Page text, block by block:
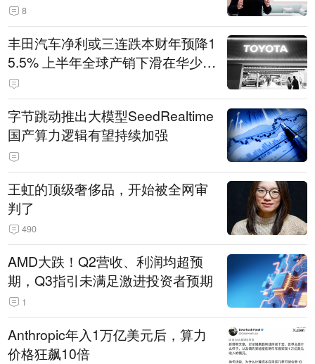
8
丰田汽车净利或三连跌本财年预降1
5.5% 上半年全球产销下滑在华少卖
14.3万辆
字节跳动推出大模型SeedRealtime
国产算力逻辑有望持续加强
王虹的顶级奢侈品，开始被全网审
判了
490
AMD大跌！Q2营收、利润均超预
期，Q3指引未满足激进投资者预期
1
Anthropic年入1万亿美元后，算力
价格狂飙10倍